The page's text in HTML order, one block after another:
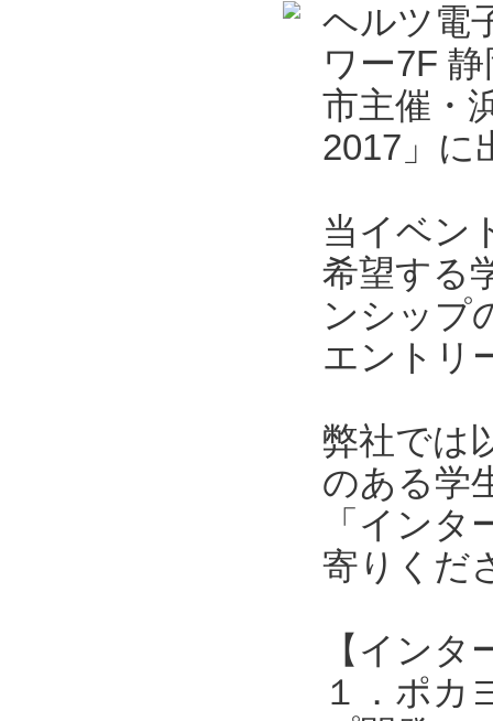
ヘルツ電
ワー7F
市主催・
2017」に
当イベン
希望する
ンシップ
エントリ
弊社では
のある学
「イン
寄りくだ
【インタ
１．ポカ